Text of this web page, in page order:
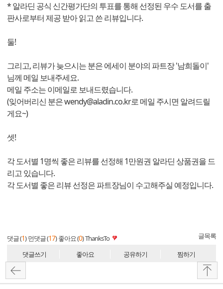
* 알라딘 공식 신간평가단의 투표를 통해 선정된 우수 도서를 출
판사로부터 제공 받아 읽고 쓴 리뷰입니다.
둘!
그리고, 리뷰가 늦으시는 분은 에세이 분야의 파트장 '남희돌이'
님께 메일 보내주세요.
메일 주소는 이메일로 보내드렸습니다.
(잊어버리신 분은 wendy@aladin.co.kr로 메일 주시면 알려드릴
게요~)
셋!
각 도서별 1명씩 좋은 리뷰를 선정해 1만원권 알라딘 상품권을 드
리고 있습니다.
각 도서별 좋은 리뷰 선정은 파트장님이 수고해주실 예정입니다.
댓글 (1) 먼댓글 (17) 좋아요 (0)ThanksTo 글목록
댓글쓰기 좋아요 공유하기 찜하기